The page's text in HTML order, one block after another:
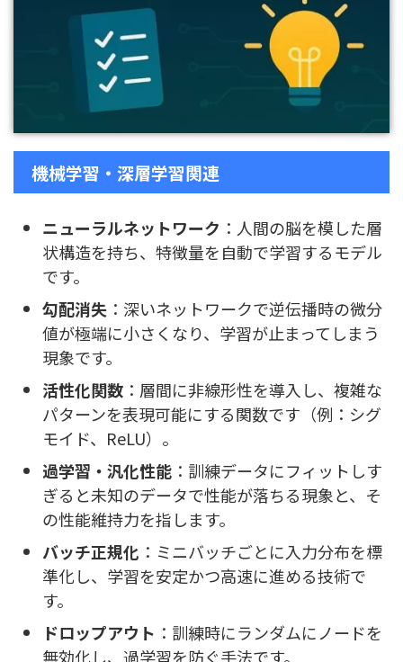
機械学習・深層学習関連
ニューラルネットワーク ：人間の脳を模した層
状構造を持ち、特徴量を自動で学習するモデル
です。
勾配消失 ：深いネットワークで逆伝播時の微分
値が極端に小さくなり、学習が止まってしまう
現象です。
活性化関数 ：層間に非線形性を導入し、複雑な
パターンを表現可能にする関数です（例：シグ
モイド、ReLU）。
過学習・汎化性能 ：訓練データにフィットしす
ぎると未知のデータで性能が落ちる現象と、そ
の性能維持力を指します。
バッチ正規化 ：ミニバッチごとに入力分布を標
準化し、学習を安定かつ高速に進める技術で
す。
ドロップアウト ：訓練時にランダムにノードを
無効化し、過学習を防ぐ手法です。